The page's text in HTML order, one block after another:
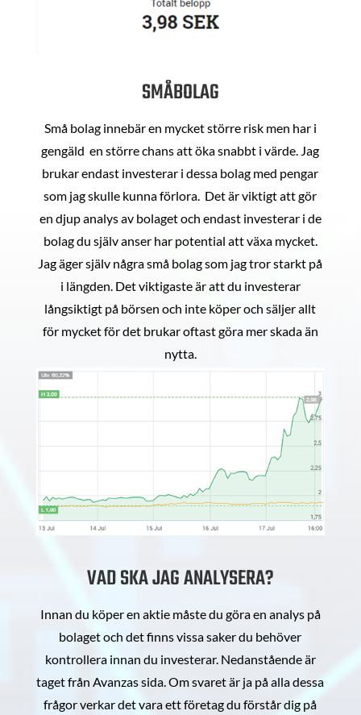
SMÅBOLAG
Små bolag innebär en mycket större risk men har i
gengäld en större chans att öka snabbt i värde. Jag
brukar endast investerar i dessa bolag med pengar
som jag skulle kunna förlora. Det är viktigt att gör
en djup analys av bolaget och endast investerar i de
bolag du själv anser har potential att växa mycket.
Jag äger själv några små bolag som jag tror starkt på
i längden. Det viktigaste är att du investerar
långsiktigt på börsen och inte köper och säljer allt
för mycket för det brukar oftast göra mer skada än
nytta.
VAD SKA JAG ANALYSERA?
Innan du köper en aktie måste du göra en analys på
bolaget och det finns vissa saker du behöver
kontrollera innan du investerar. Nedanstående är
taget från Avanzas sida. Om svaret är ja på alla dessa
frågor verkar det vara ett företag du förstår dig på